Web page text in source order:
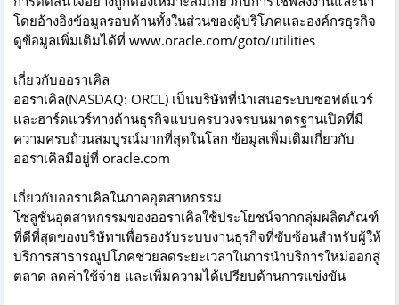
โดยอ้างอิงข้อมูลรอบด้านทั้งในส่วนของผู้บริโภคและองค์กรธุรกิจ
ดูข้อมูลเพิ่มเติมได้ที่ www.oracle.com/goto/utilities
เกี่ยวกับออราเคิล
ออราเคิล(NASDAQ: ORCL) เป็นบริษัทที่นำเสนอระบบซอฟต์แวร์
และฮาร์ดแวร์ทางด้านธุรกิจแบบครบวงจรบนมาตรฐานเปิดที่มี
ความครบถ้วนสมบูรณ์มากที่สุดในโลก ข้อมูลเพิ่มเติมเกี่ยวกับ
ออราเคิลมีอยู่ที่ oracle.com
เกี่ยวกับออราเคิลในภาคอุตสาหกรรม
โซลูชั่นอุตสาหกรรมของออราเคิลใช้ประโยชน์จากกลุ่มผลิตภัณฑ์
ที่ดีที่สุดของบริษัทฯเพื่อรองรับระบบงานธุรกิจที่ซับซ้อนสำหรับผู้ให้
บริการสาธารณูปโภคช่วยลดระยะเวลาในการนำบริการใหม่ออกสู่
ตลาด ลดค่าใช้จ่าย และเพิ่มความได้เปรียบด้านการแข่งขัน